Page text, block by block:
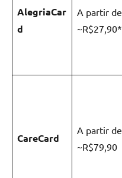
AlegriaCar
d
A partir de
~R$27,90*
CareCard
A partir de
~R$79,90